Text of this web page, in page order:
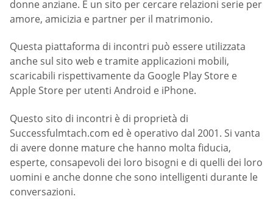
donne anziane. È un sito per cercare relazioni serie per
amore, amicizia e partner per il matrimonio.
Questa piattaforma di incontri può essere utilizzata
anche sul sito web e tramite applicazioni mobili,
scaricabili rispettivamente da Google Play Store e
Apple Store per utenti Android e iPhone.
Questo sito di incontri è di proprietà di
Successfulmtach.com ed è operativo dal 2001. Si vanta
di avere donne mature che hanno molta fiducia,
esperte, consapevoli dei loro bisogni e di quelli dei loro
uomini e anche donne che sono intelligenti durante le
conversazioni.